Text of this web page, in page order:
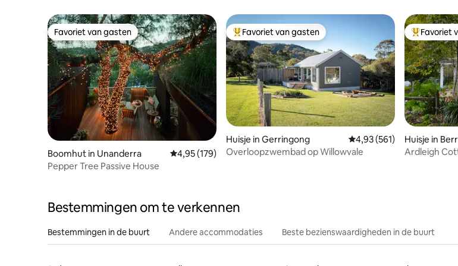
Favoriet van gasten
Favoriet van gasten
Boomhut in Unanderra Gemiddelde beoordeling van 4,95 uit 5, 179 recensies
4,95 (179)
Pepper Tree Passive House
Topfavoriet van gasten
Favoriet van gasten
Huisje in Gerringong Gemiddelde beoordeling
4,93 (561)
Overloopzwembad op Willowvale
Favoriet
Huisje in
Ardleigh
Bestemmingen om te verkennen
Bestemmingen in de buurt Andere accommodaties Beste bezienswaardigheden in de buurt